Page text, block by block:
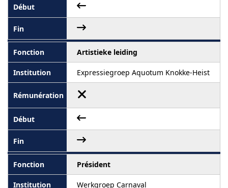
Artistieke leiding
Expressiegroep Aquotum Knokke-Heist
Président
Werkgroep Carnaval